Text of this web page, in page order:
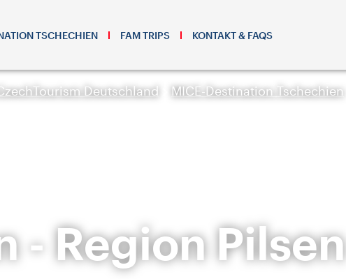
TSCHECHIEN FAM TRIPS KONTAKT & FAQS
Deutschland
MICE-Destination Tschechien
- Region Pilsen